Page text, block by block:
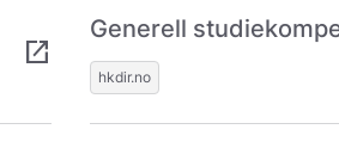
open_in_new
Generell
hkdir.no